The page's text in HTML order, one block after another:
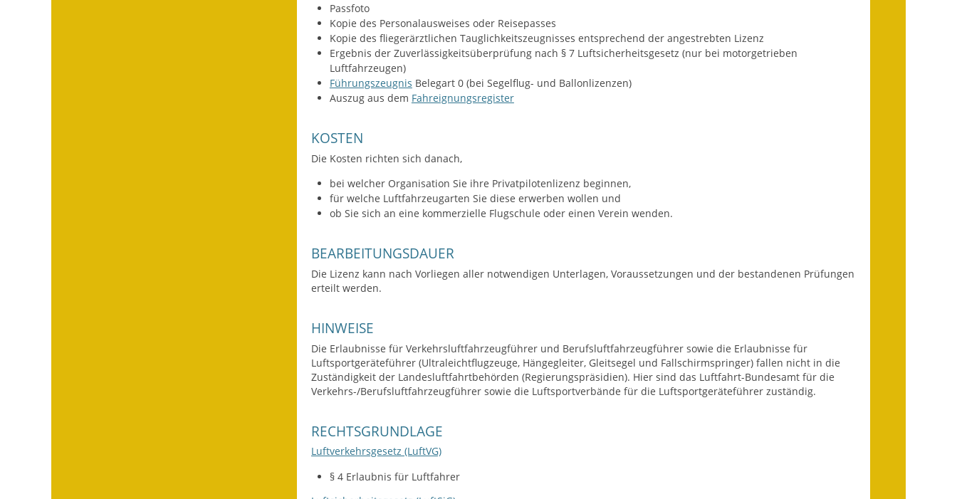
Heiraten in Notzingen
Bauen und Wohnen
Bauwasser/Wasser/Abwasser
Bebauungspläne
Passfoto
Kopie des Personalausweises oder Reisepasses
Kopie des fliegerärztlichen Tauglichkeitszeugnisses entsprechend der angestrebten Lizenz
Ergebnis der Zuverlässigkeitsüberprüfung nach § 7 Luftsicherheitsgesetz (nur bei motorgetrieben
Luftfahrzeugen)
Führungszeugnis Belegart 0 (bei Segelflug- und Ballonlizenzen)
Auszug aus dem Fahreignungsregister
KOSTEN
Die Kosten richten sich danach,
bei welcher Organisation Sie ihre Privatpilotenlizenz beginnen,
für welche Luftfahrzeugarten Sie diese erwerben wollen und
ob Sie sich an eine kommerzielle Flugschule oder einen Verein wenden.
BEARBEITUNGSDAUER
Die Lizenz kann nach Vorliegen aller notwendigen Unterlagen, Voraussetzungen und der bestandenen Prüfungen
erteilt werden.
HINWEISE
Die Erlaubnisse für Verkehrsluftfahrzeugführer und Berufsluftfahrzeugführer sowie die Erlaubnisse für
Luftsportgeräteführer (Ultraleichtflugzeuge, Hängegleiter, Gleitsegel und Fallschirmspringer) fallen nicht in die
Zuständigkeit der Landesluftfahrtbehörden (Regierungspräsidien). Hier sind das Luftfahrt-Bundesamt für die
Verkehrs-/Berufsluftfahrzeugführer sowie die Luftsportverbände für die Luftsportgeräteführer zuständig.
RECHTSGRUNDLAGE
Luftverkehrsgesetz (LuftVG)
§ 4 Erlaubnis für Luftfahrer